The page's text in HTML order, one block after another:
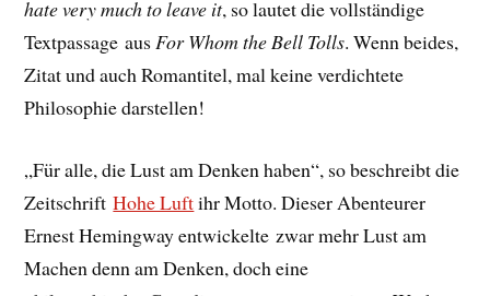
hate very much to leave it, so lautet die vollständige
Textpassage ausFor Whom the Bell Tolls. Wenn beides,
Zitat und auch Romantitel, mal keine verdichtete
Philosophie darstellen!
„Für alle, die Lust am Denken haben“, so beschreibt die
ZeitschriftHohe Luftihr Motto. Dieser Abenteurer
Ernest Hemingway entwickelte zwar mehr Lust am
Machen denn am Denken, doch eine